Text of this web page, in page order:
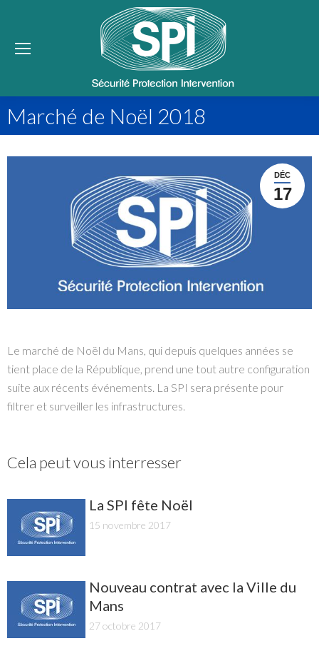
Marché de Noël 2018
DÉC
17
Le marché de Noël du Mans, qui depuis quelques années se
tient place de la République, prend une tout autre configuration
suite aux récents événements. La SPI sera présente pour
filtrer et surveiller les infrastructures.
Cela peut vous interresser
La SPI fête Noël
15 novembre 2017
Nouveau contrat avec la Ville du
Mans
27 octobre 2017